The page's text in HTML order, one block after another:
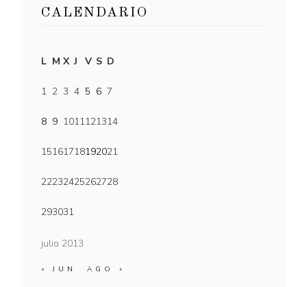
CALENDARIO
julio 2013
L M X J V S D
1 2 3 4 5 6 7
8 9 1011121314
15161718192021
22232425262728
293031
« JUN AGO »